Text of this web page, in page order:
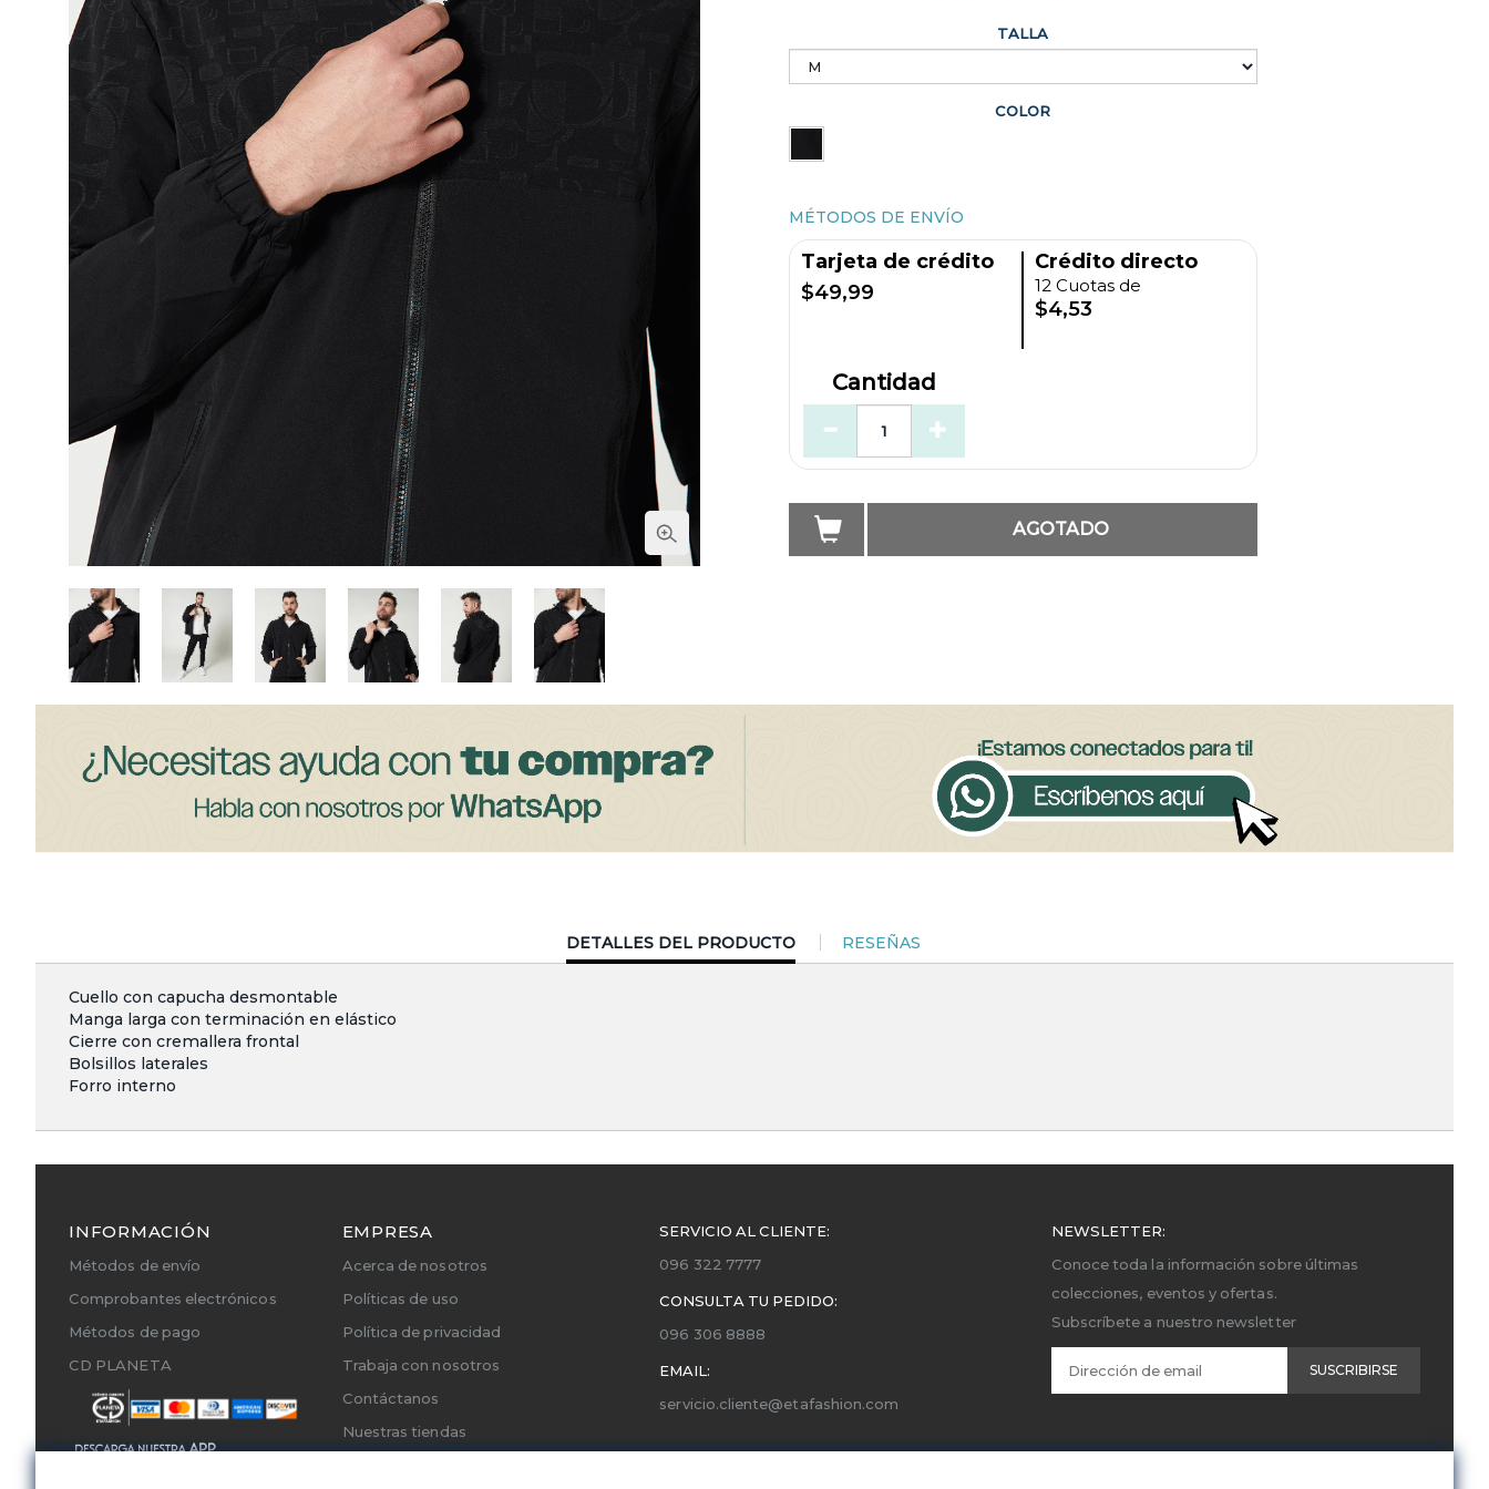
TALLA
COLOR
MÉTODOS DE ENVÍO
Tarjeta de crédito
$49,99
Crédito directo
12 Cuotas de
$4,53
Cantidad
AGOTADO
CURRENT
TAB:
DETALLES DEL PRODUCTO RESEÑAS
Cuello con capucha desmontable
Manga larga con terminación en elástico
Cierre con cremallera frontal
Bolsillos laterales
Forro interno
INFORMACIÓN
Métodos de envío
Comprobantes electrónicos
Métodos de pago
CD PLANETA
EMPRESA
Acerca de nosotros
Políticas de uso
Política de privacidad
Trabaja con nosotros
Contáctanos
Nuestras tiendas
SERVICIO AL CLIENTE:
096 322 7777
CONSULTA TU PEDIDO:
096 306 8888
EMAIL:
servicio.cliente@etafashion.com
NEWSLETTER:
Conoce toda la información sobre últimas
colecciones, eventos y ofertas.
Subscríbete a nuestro newsletter
SUSCRIBIRSE